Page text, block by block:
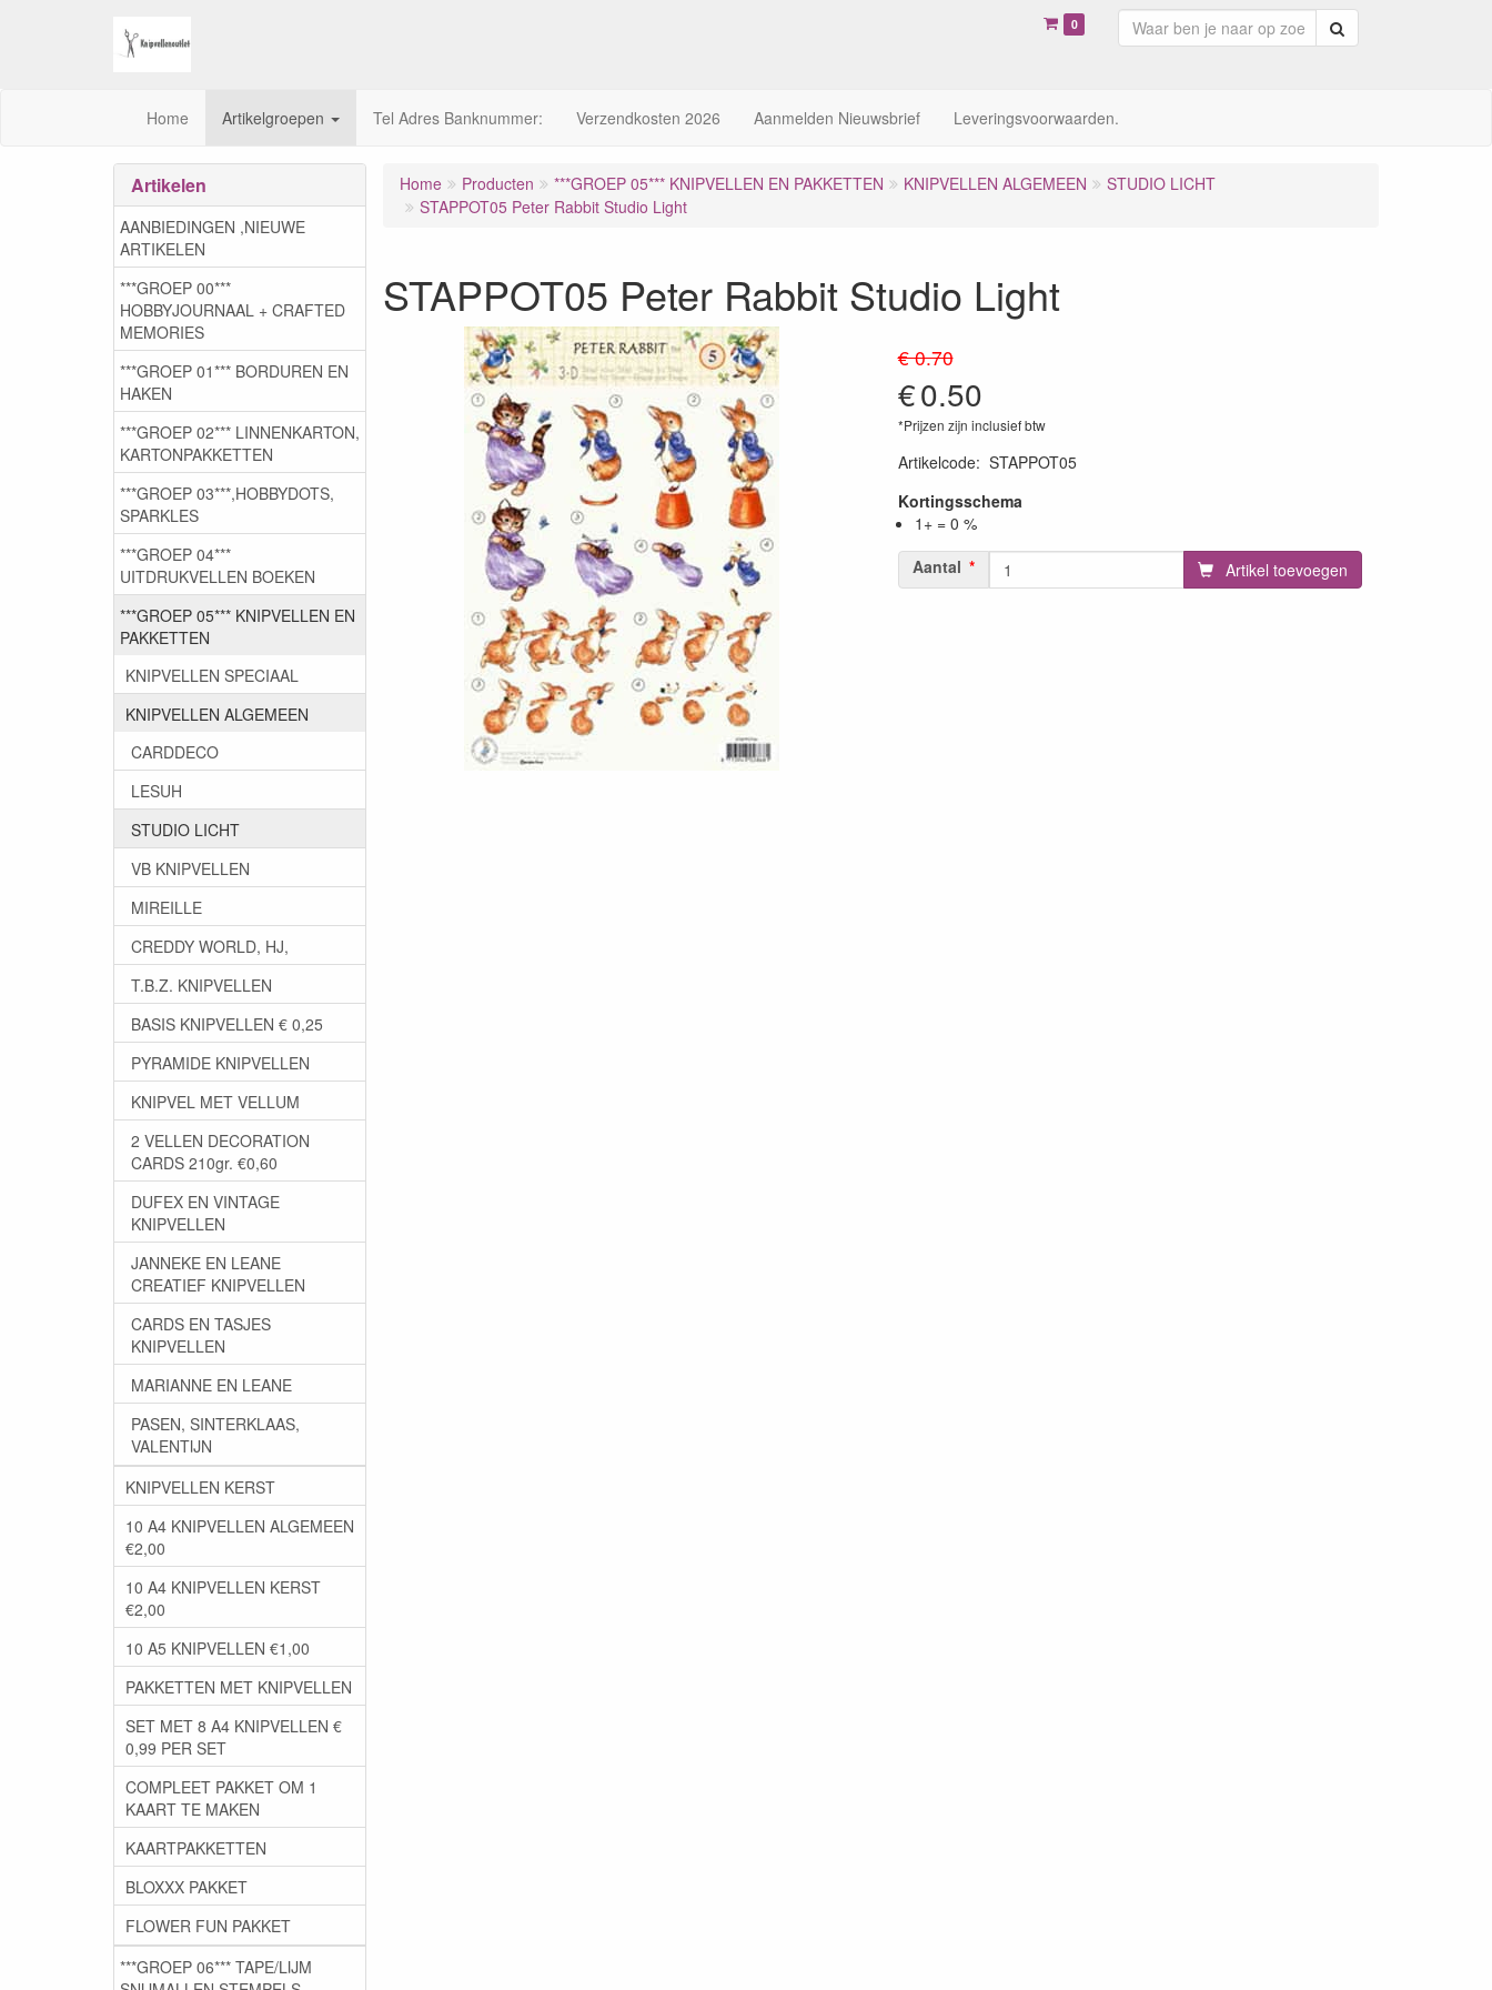
0
Home Artikelgroepen Tel Adres Banknummer: Verzendkosten 2026 Aanmelden Nieuwsbrief Leveringsvoorwaarden.
Home Producten ***GROEP 05*** KNIPVELLEN EN PAKKETTEN KNIPVELLEN ALGEMEEN
STUDIO LICHT
STAPPOT05 Peter Rabbit Studio Light
STAPPOT05 Peter Rabbit Studio Light
€ 0.70
€0.50
*Prijzen zijn inclusief btw
Artikelcode: STAPPOT05
Kortingsschema
1+ = 0 %
Aantal
Artikel toevoegen
Artikelen
AANBIEDINGEN ,NIEUWE
ARTIKELEN
***GROEP 00***
HOBBYJOURNAAL + CRAFTED
MEMORIES
***GROEP 01*** BORDUREN EN
HAKEN
***GROEP 02*** LINNENKARTON,
KARTONPAKKETTEN
***GROEP 03***,HOBBYDOTS,
SPARKLES
***GROEP 04***
UITDRUKVELLEN BOEKEN
***GROEP 05*** KNIPVELLEN EN
PAKKETTEN
KNIPVELLEN SPECIAAL
KNIPVELLEN ALGEMEEN
CARDDECO
LESUH
STUDIO LICHT
VB KNIPVELLEN
MIREILLE
CREDDY WORLD, HJ,
T.B.Z. KNIPVELLEN
BASIS KNIPVELLEN € 0,25
PYRAMIDE KNIPVELLEN
KNIPVEL MET VELLUM
2 VELLEN DECORATION
CARDS 210gr. €0,60
DUFEX EN VINTAGE
KNIPVELLEN
JANNEKE EN LEANE
CREATIEF KNIPVELLEN
CARDS EN TASJES
KNIPVELLEN
MARIANNE EN LEANE
PASEN, SINTERKLAAS,
VALENTIJN
KNIPVELLEN KERST
10 A4 KNIPVELLEN ALGEMEEN
€2,00
10 A4 KNIPVELLEN KERST
€2,00
10 A5 KNIPVELLEN €1,00
PAKKETTEN MET KNIPVELLEN
SET MET 8 A4 KNIPVELLEN €
0,99 PER SET
COMPLEET PAKKET OM 1
KAART TE MAKEN
KAARTPAKKETTEN
BLOXXX PAKKET
FLOWER FUN PAKKET
***GROEP 06*** TAPE/LIJM